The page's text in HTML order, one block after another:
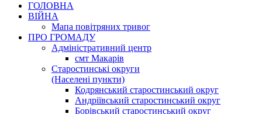
ГОЛОВНА
ВІЙНА
Мапа повітряних тривог
ПРО ГРОМАДУ
Aдміністративний центр
смт Макарів
Старостинські округи
(Населені пункти)
Кодрянський старостинський округ
Андріївський старостинський округ
Борівський старостинський округ